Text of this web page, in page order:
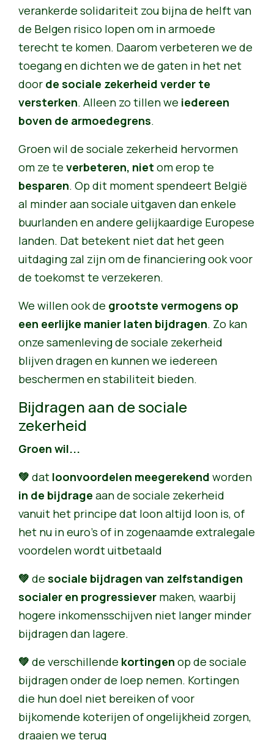
verankerde solidariteit zou bijna de helft van
de Belgen risico lopen om in armoede
terecht te komen. Daarom verbeteren we de
toegang en dichten we de gaten in het net
door de sociale zekerheid verder te
versterken. Alleen zo tillen we iedereen
boven de armoedegrens.
Groen wil de sociale zekerheid hervormen
om ze te verbeteren, niet om erop te
besparen. Op dit moment spendeert België
al minder aan sociale uitgaven dan enkele
buurlanden en andere gelijkaardige Europese
landen. Dat betekent niet dat het geen
uitdaging zal zijn om de financiering ook voor
de toekomst te verzekeren.
We willen ook de grootste vermogens op
een eerlijke manier laten bijdragen. Zo kan
onze samenleving de sociale zekerheid
blijven dragen en kunnen we iedereen
beschermen en stabiliteit bieden.
Bijdragen aan de sociale
zekerheid
Groen wil...
💚 dat loonvoordelen meegerekend worden
in de bijdrage aan de sociale zekerheid
vanuit het principe dat loon altijd loon is, of
het nu in euro’s of in zogenaamde extralegale
voordelen wordt uitbetaald
💚 de sociale bijdragen van zelfstandigen
socialer en progressiever maken, waarbij
hogere inkomensschijven niet langer minder
bijdragen dan lagere.
💚 de verschillende kortingen op de sociale
bijdragen onder de loep nemen. Kortingen
die hun doel niet bereiken of voor
bijkomende koterijen of ongelijkheid zorgen,
draaien we terug